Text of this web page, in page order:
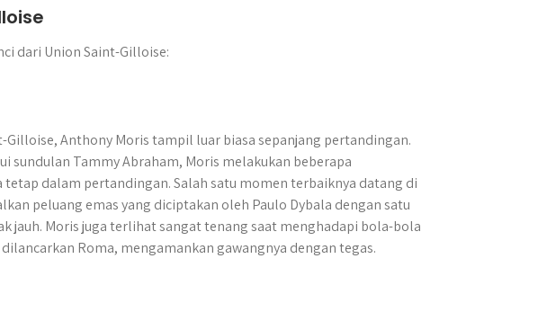
dari Union Saint-Gilloise:
Gilloise, Anthony Moris tampil luar biasa sepanjang pertandingan.
sundulan Tammy Abraham, Moris melakukan beberapa
dalam pertandingan. Salah satu momen terbaiknya datang di
peluang emas yang diciptakan oleh Paulo Dybala dengan satu
jauh. Moris juga terlihat sangat tenang saat menghadapi bola-bola
Roma, mengamankan gawangnya dengan tegas.